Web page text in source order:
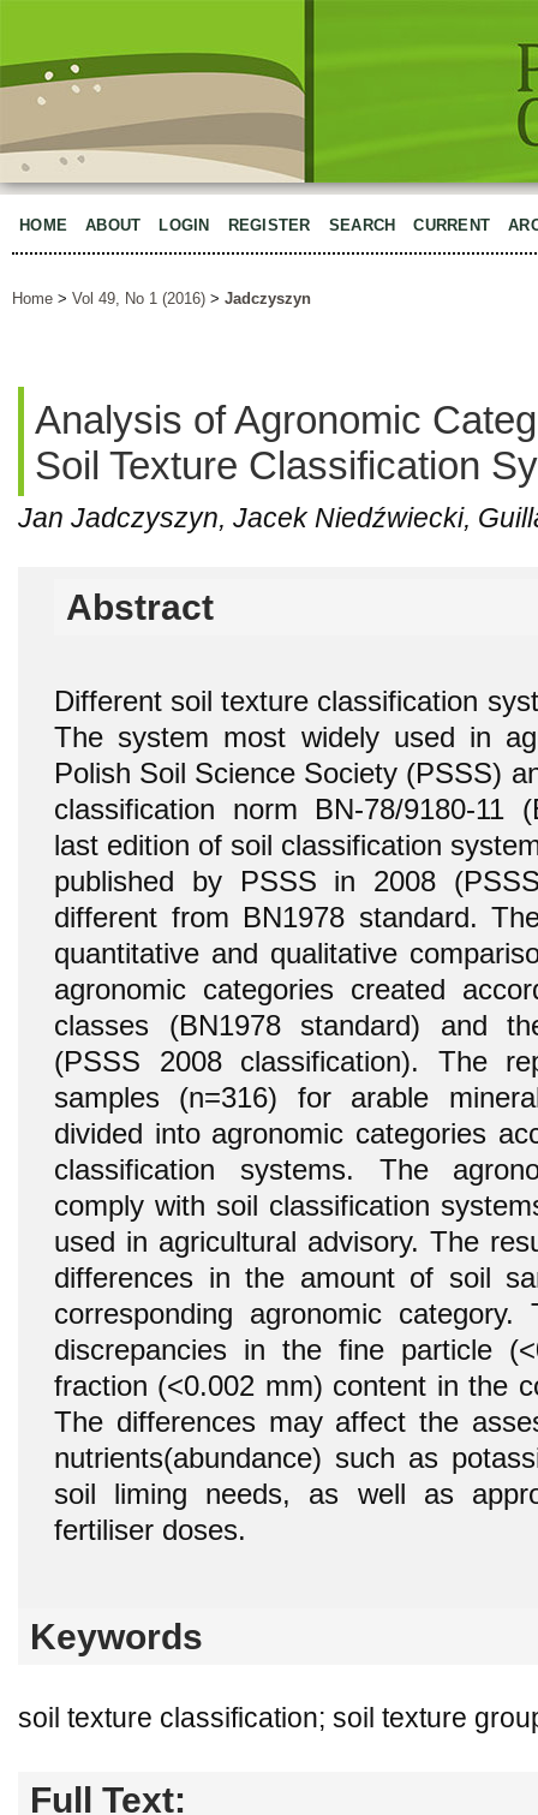
HOME ABOUT LOGIN REGISTER SEARCH CURRENT
Home > Vol 49, No 1 (2016) > Jadczyszyn
Analysis of Agronomic
Soil Texture Classification
Jan Jadczyszyn, Jacek Niedźwiecki,
Abstract
Different soil texture classification
The system most widely used in
Polish Soil Science Society (PSSS)
classification norm BN-78/9180-11
last edition of soil classification
published by PSSS in 2008
different from BN1978 standard.
quantitative and qualitative
agronomic categories created
classes (BN1978 standard) and
(PSSS 2008 classification). The
samples (n=316) for arable
divided into agronomic categories
classification systems. The
comply with soil classification
used in agricultural advisory. The
differences in the amount of soil
corresponding agronomic
discrepancies in the fine particle
fraction (<0.002 mm) content in the
The differences may affect the
nutrients(abundance) such as
soil liming needs, as well as
fertiliser doses.
Keywords
soil texture classification; soil texture
Full Text: